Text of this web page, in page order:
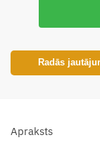
Radās
Apraksts